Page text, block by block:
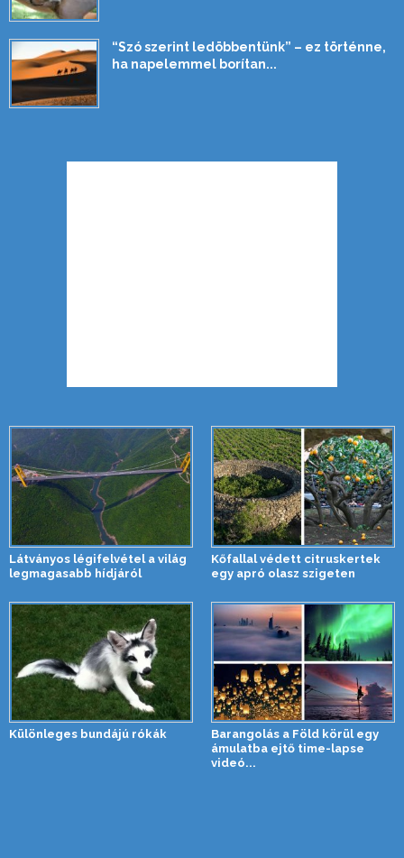
“Szó szerint ledöbbentünk” – ez történne,
ha napelemmel borítan...
Látványos légifelvétel a világ
legmagasabb hídjáról
Kőfallal védett citruskertek
egy apró olasz szigeten
Különleges bundájú rókák
Barangolás a Föld körül egy
ámulatba ejtő time-lapse
videó...